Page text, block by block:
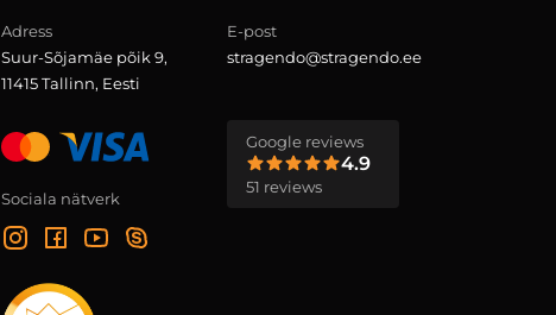
Adress
Suur-Sõjamäe põik 9,
11415 Tallinn, Eesti
E-post
stragendo@stragendo.ee
Sociala nätverk
Google reviews
4.9
51 reviews